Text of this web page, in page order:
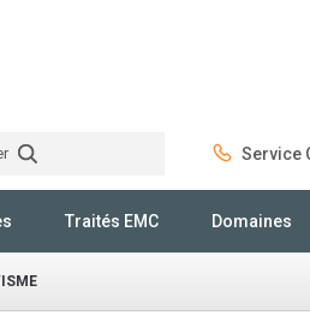
Service
Traités EMC Domaines